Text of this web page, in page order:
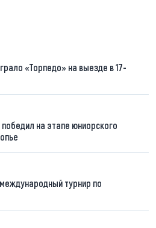
«Торпедо» на выезде в 17-
на этапе юниорского
турнир по